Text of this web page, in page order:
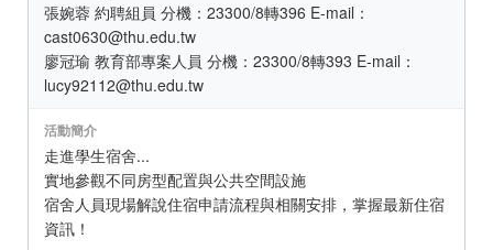
張婉蓉 約聘組員 分機：23300/8轉396 E-mail：
cast0630@thu.edu.tw
廖冠瑜 教育部專案人員 分機：23300/8轉393 E-mail：
lucy92112@thu.edu.tw
活動簡介
走進學生宿舍...
實地參觀不同房型配置與公共空間設施
宿舍人員現場解說住宿申請流程與相關安排，掌握最新住宿
資訊！